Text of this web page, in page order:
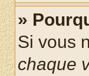
»
Si vous
chaque